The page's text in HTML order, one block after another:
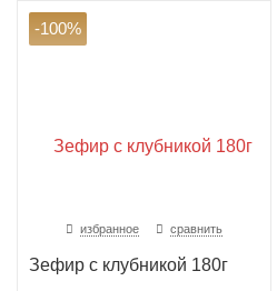
-100%
избранное сравнить
Зефир с клубникой 180г